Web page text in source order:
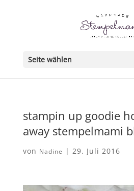
Seite wählen
stampin up goodie
away stempelmami
von Nadine | 29. Juli 2016